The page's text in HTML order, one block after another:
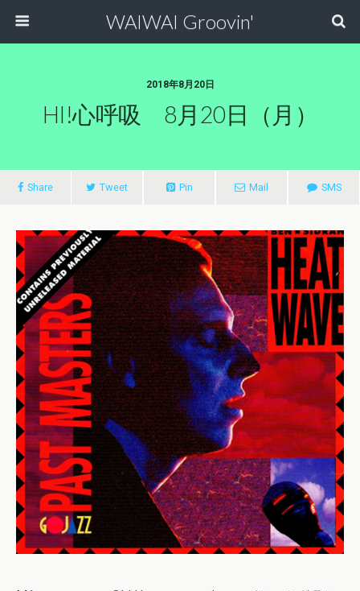
WAIWAI Groovin'
2018年8月20日
HI!心呼吸 8月20日（月）
Share Tweet Pin Mail SMS